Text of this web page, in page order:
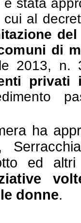
è stata
cui al
di
2013,
privati
ha
ed
donne.